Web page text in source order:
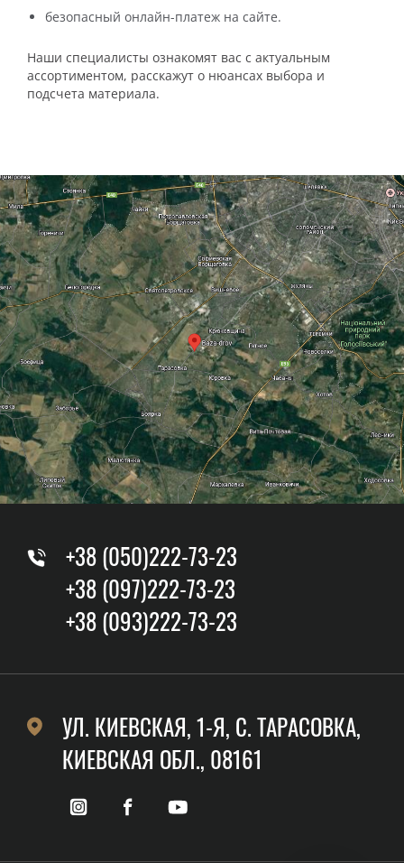
безопасный онлайн-платеж на сайте.
Наши специалисты ознакомят вас с актуальным
ассортиментом, расскажут о нюансах выбора и
подсчета материала.
+38 (050)222-73-23
+38 (097)222-73-23
+38 (093)222-73-23
УЛ. КИЕВСКАЯ, 1-Я, C. ТАРАСОВКА,
КИЕВСКАЯ ОБЛ., 08161